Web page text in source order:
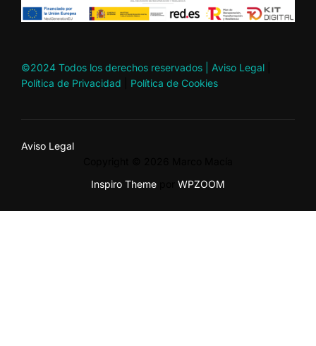
©2024 Todos los derechos reservados | Aviso Legal
Política de Privacidad
Política de Cookies
Aviso Legal
Inspiro Theme
WPZOOM